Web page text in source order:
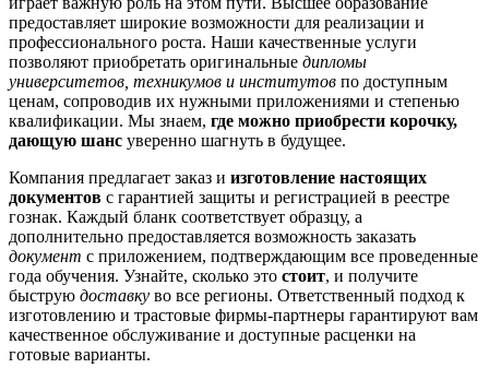
предоставляет широкие возможности для реализации и
профессионального роста. Наши качественные услуги
позволяют приобретать оригинальные дипломы
университетов, техникумов и институтов по доступным
ценам, сопроводив их нужными приложениями и степенью
квалификации. Мы знаем, где можно приобрести корочку,
дающую шанс уверенно шагнуть в будущее.
Компания предлагает заказ и изготовление настоящих
документов с гарантией защиты и регистрацией в реестре
гознак. Каждый бланк соответствует образцу, а
дополнительно предоставляется возможность заказать
документ с приложением, подтверждающим все проведенные
года обучения. Узнайте, сколько это стоит, и получите
быструю доставку во все регионы. Ответственный подход к
изготовлению и трастовые фирмы-партнеры гарантируют вам
качественное обслуживание и доступные расценки на
готовые варианты.